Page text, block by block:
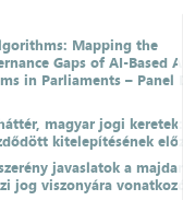
Mapping the
Gaps of AI-Based
in Parliaments – Panel
magyar jogi
kitelepítésének
javaslatok a
jog viszonyára